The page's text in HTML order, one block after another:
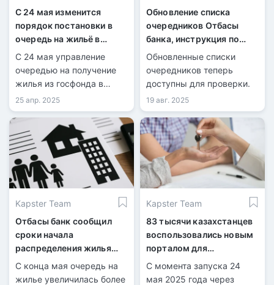
С 24 мая изменится
порядок постановки в
очередь на жильё в
Казахстане
С 24 мая управление
очередью на получение
жилья из госфонда в
Казахстане будет
передано «Отбасы
банку». Право встать в
очередь получат больше
граждан, однако по
новым условиям.
25 апр. 2025
Обновление списка
очередников Отбасы
банка, инструкция по
поиску номера
Обновленные списки
очередников теперь
доступны для проверки.
19 авг. 2025
Kapster Team
Отбасы банк сообщил
сроки начала
распределения жилья
очередникам
С конца мая очередь на
жилье увеличилась более
Kapster Team
83 тысячи казахстанцев
воспользовались новым
порталом для
постановки на жилищный
учет
С момента запуска 24
мая 2025 года через